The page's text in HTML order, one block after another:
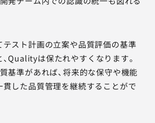
スト計画の立案や品質評価の基準
Qualityは保たれやすくなります。
基準があれば、将来的な保守や機能
した品質管理を継続することがで